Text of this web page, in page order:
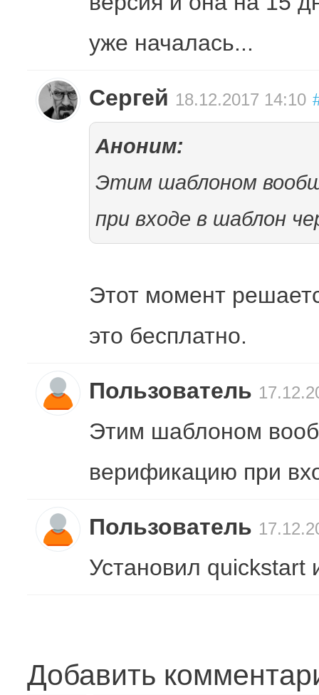
уже началась...
Сергей 18.12.2017 14:10
Аноним:
Этим шаблоном
при входе в шаблон
Этот момент
это бесплатно.
Пользователь
Этим шаблоном
верификацию при
Пользователь
Установил quickstart
Добавить